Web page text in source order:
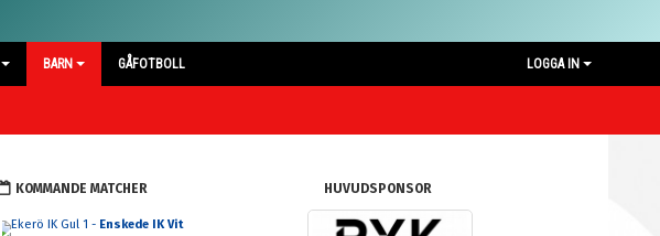
BARN GÅFOTBOLL LOGGA IN
KOMMANDE MATCHER
Ekerö IK Gul 1 - Enskede IK Vit
HUVUDSPONSOR